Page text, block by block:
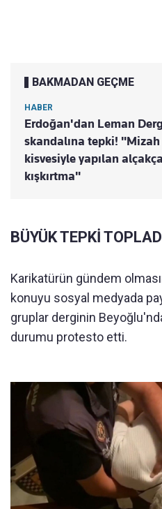
BAKMADAN GEÇME
HABER
Erdoğan'dan Leman
skandalına tepki! "Mizah
kisvesiyle yapılan
kışkırtma"
BÜYÜK TEPKİ
Karikatürün gündem
konuyu sosyal medyada
gruplar derginin
durumu protesto etti.